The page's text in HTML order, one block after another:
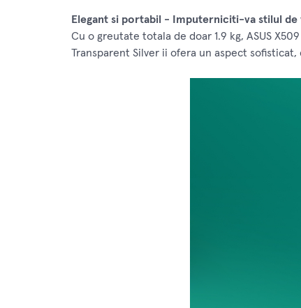
Elegant si portabil - Imputerniciti-va stilul de
Cu o greutate totala de doar 1.9 kg, ASUS
Transparent Silver ii ofera un aspect sofisticat,